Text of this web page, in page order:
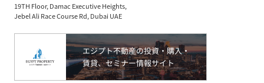
19TH Floor, Damac Executive Heights,
Jebel Ali Race Course Rd, Dubai UAE